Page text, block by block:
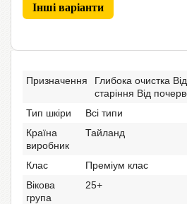
Інші варіанти
Призначення
Глибока очистка
старіння Від
Тип шкіри
Всі типи
Країна
виробник
Тайланд
Клас
Преміум клас
Вікова
група
25+